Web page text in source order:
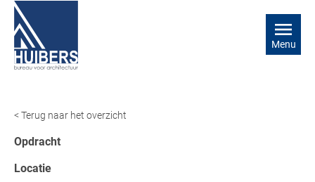
Menu
< Terug naar het overzicht
Opdracht
Locatie